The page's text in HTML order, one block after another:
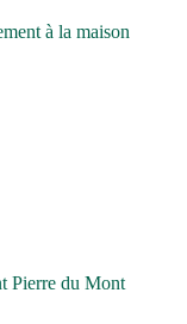
à la maison
Pierre du Mont